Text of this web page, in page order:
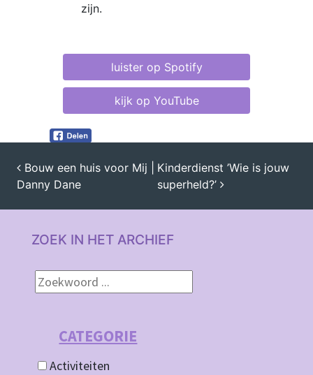
zijn.
luister op Spotify
kijk op YouTube
BERICHT NAVIGATIE
Bouw een huis voor Mij |
Danny Dane
Kinderdienst ’Wie is jouw
superheld?’
ZOEK IN HET ARCHIEF
CATEGORIE
Activiteiten